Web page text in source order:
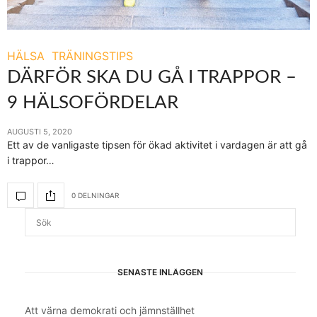
HÄLSA TRÄNINGSTIPS
DÄRFÖR SKA DU GÅ I TRAPPOR –
9 HÄLSOFÖRDELAR
AUGUSTI 5, 2020
Ett av de vanligaste tipsen för ökad aktivitet i vardagen är att gå
i trappor…
0 DELNINGAR
SENASTE INLÄGGEN
Att värna demokrati och jämnställhet